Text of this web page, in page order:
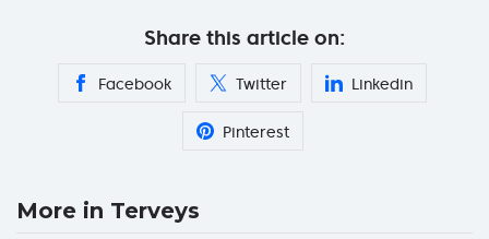
Share this article on:
Facebook Twitter Linkedin
Pinterest
More in Terveys